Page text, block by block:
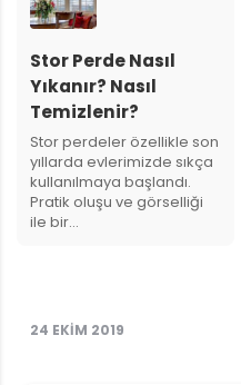
24 EKIM 2019
Stor Perde Nasıl
Yıkanır? Nasıl
Temizlenir?
Stor perdeler özellikle son
yıllarda evlerimizde sıkça
kullanılmaya başlandı.
Pratik oluşu ve görselliği
ile bir…